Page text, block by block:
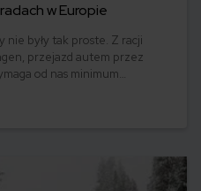
w Europie
nie były tak proste. Z racji
przejazd autem przez
od nas minimum
granicy zmieniają się